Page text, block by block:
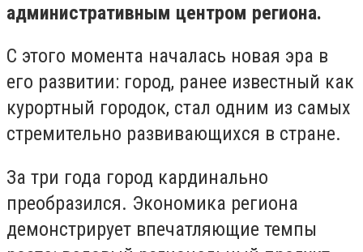
административным центром региона.
С этого момента началась новая эра в
его развитии: город, ранее известный как
курортный городок, стал одним из самых
стремительно развивающихся в стране.
За три года город кардинально
преобразился. Экономика региона
демонстрирует впечатляющие темпы